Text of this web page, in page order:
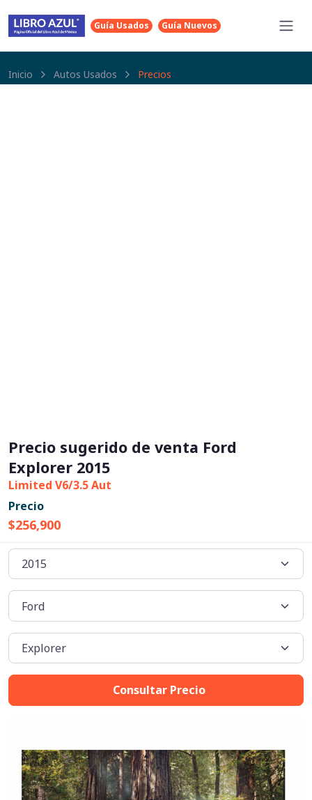
Guía Usados Guía Nuevos
Inicio Autos Usados Precios
Precio sugerido de venta Ford
Explorer 2015
Limited V6/3.5 Aut
Precio
$256,900
Consultar Precio